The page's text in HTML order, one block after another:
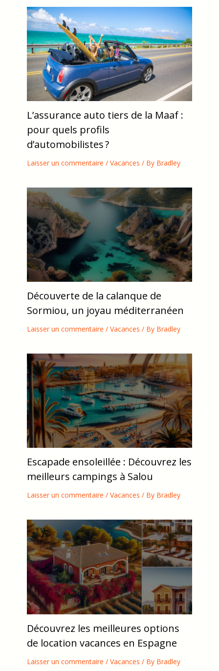
L’assurance auto tiers de la Maaf :
pour quels profils
d’automobilistes ?
Laisser un commentaire / Vacances / By Bradley
Découverte de la calanque de
Sormiou, un joyau méditerranéen
Laisser un commentaire / Vacances / By Bradley
Escapade ensoleillée : Découvrez les
meilleurs campings à Salou
Laisser un commentaire / Vacances / By Bradley
Découvrez les meilleures options
de location vacances en Espagne
Laisser un commentaire / Vacances / By Bradley